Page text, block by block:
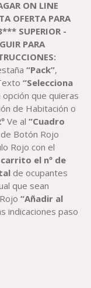
ON LINE
OFERTA PARA
SUPERIOR -
PARA
“Pack”,
“Selecciona
que quieras
de Habitación o
Ve al“Cuadro
Botón Rojo
Rojo con el
el nº de
de ocupantes
que sean
“Añadir al
indicaciones paso